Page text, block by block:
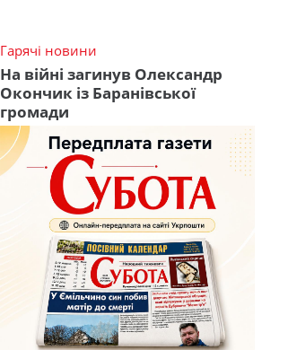
Гарячі новини
На війні загинув Олександр
Окончик із Баранівської
громади